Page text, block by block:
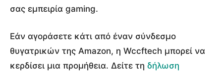
σας εμπειρία gaming.
Εάν αγοράσετε κάτι από έναν σύνδεσμο
θυγατρικών της Amazon, η Wccftech μπορεί να
κερδίσει μια προμήθεια. Δείτε τη δήλωση